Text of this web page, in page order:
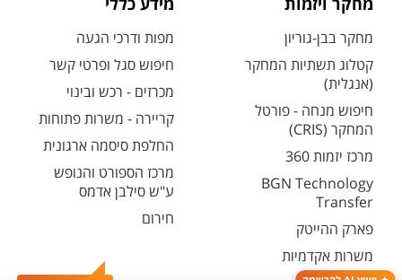
מחקר ויזמות
מחקר בבן-גוריון
קטלוג תשתיות המחקר
(אנגלית)
חיפוש מנחה - פורטל
המחקר (CRIS)
מרכז יזמות 360
BGN Technology
Transfer
פארק ההייטק
משרות אקדמיות
מידע כללי
מפות ודרכי הגעה
חיפוש סגל ופרטי קשר
מכרזים - רכש ובינוי
קריירה - משרות פתוחות
החלפת סיסמה ארגונית
מרכז הספורט והנופש
ע"ש סילבן אדמס
חירום